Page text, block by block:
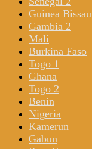
Guinea Bissau
Gambia 2
Mali
Burkina Faso
Togo 1
Ghana
Togo 2
Benin
Nigeria
Kamerun
Gabun